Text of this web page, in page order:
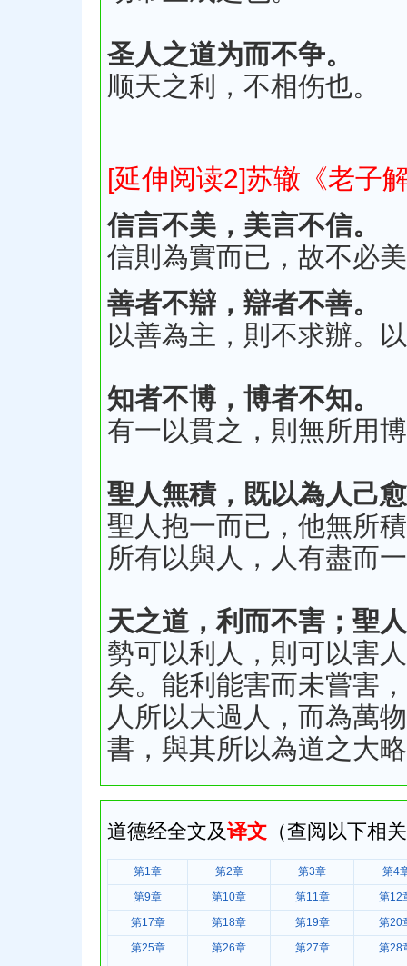
圣人之道为而不争。
顺天之利，不相伤也。
[延伸阅读2]苏辙《老子
信言不美，美言不信。
信則為實而已，故不必
善者不辯，辯者不善。
以善為主，則不求辦。
知者不博，博者不知。
有一以貫之，則無所用
聖人無積，既以為人己
聖人抱一而已，他無所
所有以與人，人有盡而
天之道，利而不害；聖
勢可以利人，則可以害
矣。能利能害而未嘗害
人所以大過人，而為萬
書，與其所以為道之大
道德经全文及译文 （查阅以下相
第1章 第2章 第3章
第4
第9章
第10章 第11章
第12
第17章
第18章 第19章
第20
第25章
第26章 第27章
第28